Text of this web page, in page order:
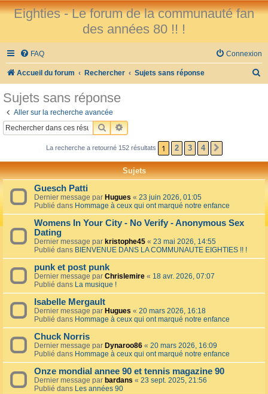
Eighties - Le forum de la communauté fan
des années 80 !! !
FAQ Connexion
Accueil du forum Rechercher Sujets sans réponse
h
r
Sujets sans réponse
Aller sur la recherche avancée
RECHERCHER
RECHERCHE AVANCÉE
La recherche a retourné 152 résultats 1 2 3 4
Sujets
Guesch Patti
Dernier message par Hugues « 23 juin 2026, 01:05
Publié dans Hommage à ceux qui ont marqué notre enfance
Womens In Your City - No Verify - Anonymous Sex
Dating
Dernier message par kristophe45 « 23 mai 2026, 14:55
Publié dans BIENVENUE DANS LA COMMUNAUTE EIGHTIES !! !
punk et post punk
Dernier message par Chrislemire « 18 avr. 2026, 07:07
Publié dans La musique !
Isabelle Mergault
Dernier message par Hugues « 20 mars 2026, 16:18
Publié dans Hommage à ceux qui ont marqué notre enfance
Chuck Norris
Dernier message par Dynaroo86 « 20 mars 2026, 16:09
Publié dans Hommage à ceux qui ont marqué notre enfance
Onze mondial annee 90 et tennis magazine 90
Dernier message par bardans « 23 sept. 2025, 21:56
Publié dans Les années 90